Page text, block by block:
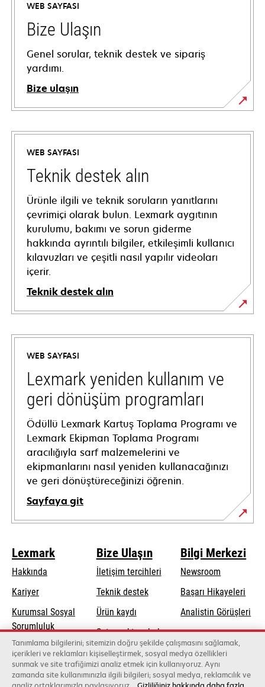
WEB SAYFASI
Bize Ulaşın
Genel sorular, teknik destek ve sipariş
yardımı.
Bize ulaşın
WEB SAYFASI
Teknik destek alın
Ürünle ilgili ve teknik soruların yanıtlarını
çevrimiçi olarak bulun. Lexmark aygıtının
kurulumu, bakımı ve sorun giderme
hakkında ayrıntılı bilgiler, etkileşimli kullanıcı
kılavuzları ve çeşitli nasıl yapılır videoları
içerir.
Teknik destek alın
opens
in
new
tab
WEB SAYFASI
Lexmark yeniden kullanım ve
geri dönüşüm programları
Ödüllü Lexmark Kartuş Toplama Programı ve
Lexmark Ekipman Toplama Programı
aracılığıyla sarf malzemelerini ve
ekipmanlarını nasıl yeniden kullanacağınızı
ve geri dönüştüreceğinizi öğrenin.
Sayfaya git
Lexmark
Hakkında
Kariyer
Kurumsal Sosyal
Sorumlulukopens
in
a
new
tab
Sürdürülebilirlik
Bize Ulaşın
İletişim tercihleri
Teknik destekopens
new
tab
Ürün kaydı
Satış noktası bul
Toptancıların
listesi
Bilgi Merkezi
Newsroom
Başarı Hikayeleri
Analistin Görüşleri
Tanımlama bilgilerini; sitemizin doğru şekilde çalışmasını sağlamak,
içerikleri ve reklamları kişiselleştirmek, sosyal medya özellikleri
sunmak ve site trafiğimizi analiz etmek için kullanıyoruz. Aynı
zamanda site kullanımınızla ilgili bilgileri; sosyal medya, reklamcılık ve